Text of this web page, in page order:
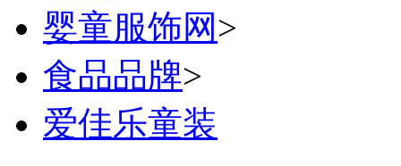
婴童服饰网 >
食品品牌>
爱佳乐童装